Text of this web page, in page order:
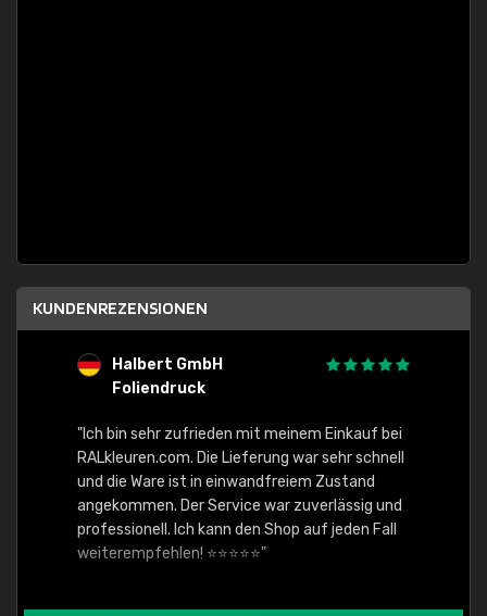
KUNDENREZENSIONEN
Halbert GmbH
Foliendruck
"Ich bin sehr zufrieden mit meinem Einkauf bei
RALkleuren.com. Die Lieferung war sehr schnell
und die Ware ist in einwandfreiem Zustand
angekommen. Der Service war zuverlässig und
professionell. Ich kann den Shop auf jeden Fall
weiterempfehlen! ⭐⭐⭐⭐⭐"